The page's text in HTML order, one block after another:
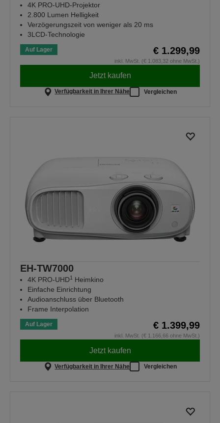
4K PRO-UHD-Projektor
2.800 Lumen Helligkeit
Verzögerungszeit von weniger als 20 ms
3LCD-Technologie
Auf Lager € 1.299,99
inkl. MwSt. (€ 1.083,32 ohne MwSt.)
Jetzt kaufen
Verfügbarkeit in Ihrer Nähe Vergleichen
EH-TW7000
4K PRO-UHD1 Heimkino
Einfache Einrichtung
Audioanschluss über Bluetooth
Frame Interpolation
Auf Lager € 1.399,99
inkl. MwSt. (€ 1.166,66 ohne MwSt.)
Jetzt kaufen
Verfügbarkeit in Ihrer Nähe Vergleichen